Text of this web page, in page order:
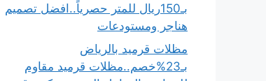
بـ150ريال للمتر حصرياً..افضل تصميم
هناجر ومستودعات
مظلات قرميد بالرياض
بـ23%خصم..مظلات قرميد مقاوم